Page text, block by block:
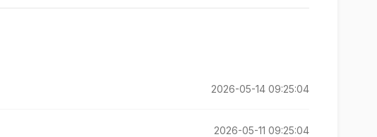
2026-05-14 09:25:04
2026-05-11 09:25:04